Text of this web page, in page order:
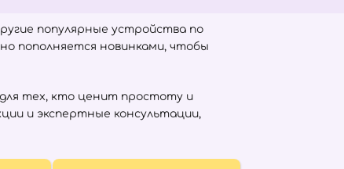
популярные устройства по
пополняется новинками, чтобы
тех, кто ценит простоту и
и экспертные консультации,